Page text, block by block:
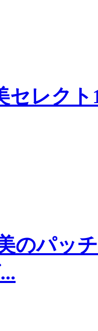
セレク
のパッ